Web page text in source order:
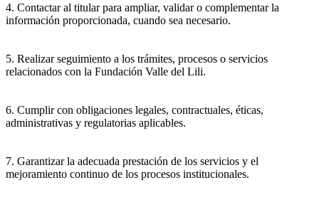
4. Contactar al titular para ampliar, validar o complementar la
información proporcionada, cuando sea necesario.
5. Realizar seguimiento a los trámites, procesos o servicios
relacionados con la Fundación Valle del Lili.
6. Cumplir con obligaciones legales, contractuales, éticas,
administrativas y regulatorias aplicables.
7. Garantizar la adecuada prestación de los servicios y el
mejoramiento continuo de los procesos institucionales.